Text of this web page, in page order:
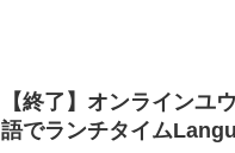
【終了】オンラインユ
語でランチタイム